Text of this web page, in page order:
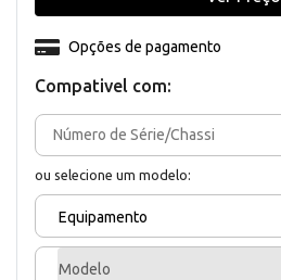
Compativel com:
ou selecione um modelo:
Equipamento
Modelo
Opções de pagamento